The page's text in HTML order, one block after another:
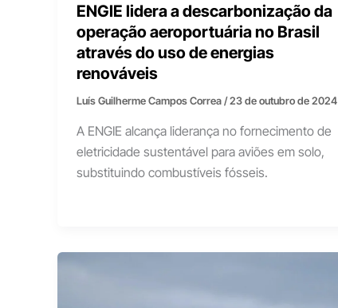
ENGIE lidera a descarbonização da
operação aeroportuária no Brasil
através do uso de energias
renováveis
Luís Guilherme Campos Correa/23 de outubro de 2024
A ENGIE alcança liderança no fornecimento de
eletricidade sustentável para aviões em solo,
substituindo combustíveis fósseis.